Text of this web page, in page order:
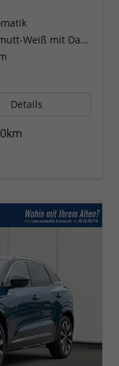
Perlmutt-Weiß mit Dach in Black-Pearl-Schwarz
Details